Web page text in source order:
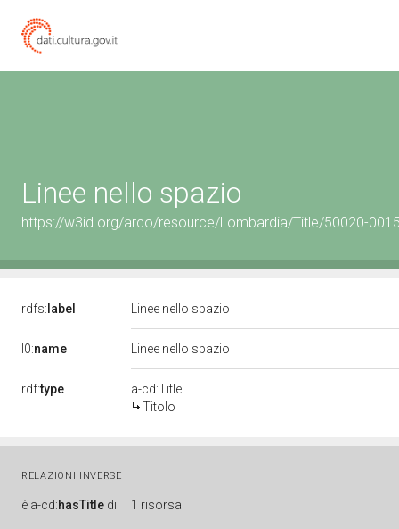
Linee nello spazio
https://w3id.org/arco/resource/Lombardia/Title/50020-
rdfs: label Linee nello spazio
l0:name Linee nello spazio
rdf:type
a-cd:Title
Titolo
RELAZIONI INVERSE
è a-cd:hasTitle di 1 risorsa